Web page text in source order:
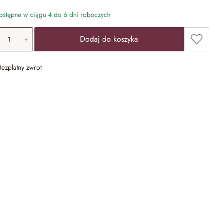
w ciągu 4 do 6 dni roboczych
produktu: Wprowadź żądaną wartość
Dodaj do koszyka
zwrot